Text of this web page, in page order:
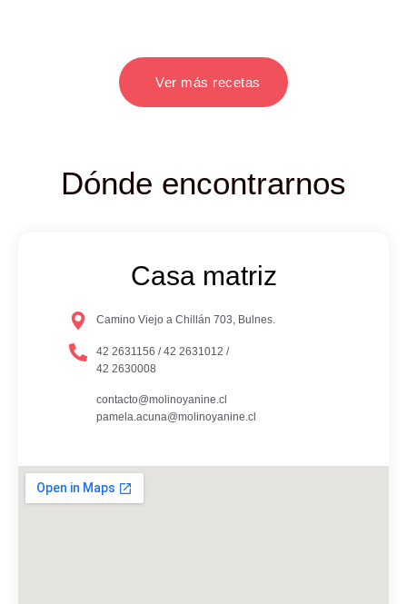
Ver más recetas
Dónde encontrarnos
Casa matriz
Camino Viejo a Chillán 703, Bulnes.
42 2631156 / 42 2631012 /
42 2630008
contacto@molinoyanine.cl
pamela.acuna@molinoyanine.cl